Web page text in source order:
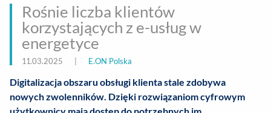
Rośnie liczba klientów
korzystających z e-usług w
energetyce
11.03.2025 E.ON Polska
Digitalizacja obszaru obsługi klienta stale zdobywa
nowych zwolenników. Dzięki rozwiązaniom cyfrowym